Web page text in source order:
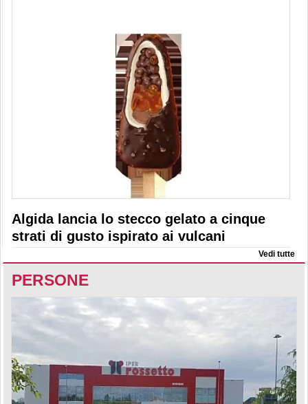
Algida lancia lo stecco gelato a cinque
strati di gusto ispirato ai vulcani
Vedi tutte
PERSONE